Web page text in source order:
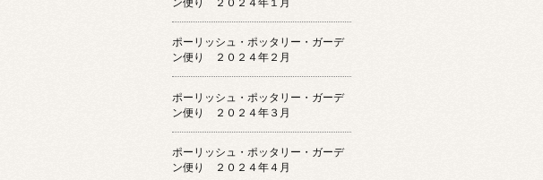
ポーリッシュ・ポッタリー・ガーデ
ン便り ２０２４年２月
ポーリッシュ・ポッタリー・ガーデ
ン便り ２０２４年３月
ポーリッシュ・ポッタリー・ガーデ
ン便り ２０２４年４月